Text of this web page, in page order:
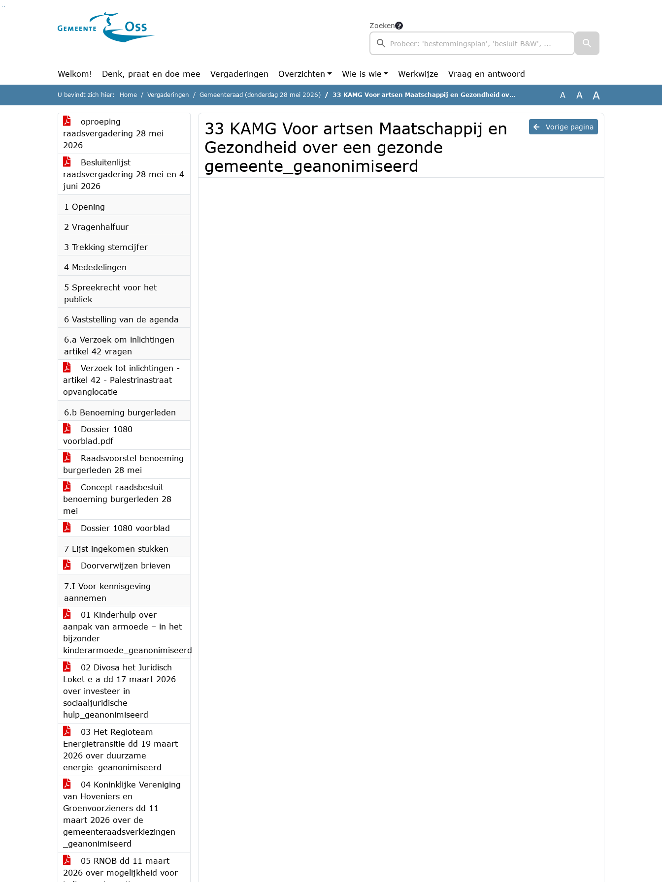
Ga naar de inhoud van deze pagina
Zoeken
Welkom! Denk, praat en doe mee Vergaderingen Overzichten Wie is wie Werkwijze Vraag en antwoord
U bevindt zich hier: Home Vergaderingen Gemeenteraad (donderdag 28 mei 2026) 33 KAMG Voor artsen Maatschappij en Gezondheid over een gezonde gemeente_geanonimiseerd A A A
oproeping
raadsvergadering 28 mei
2026
Besluitenlijst
raadsvergadering 28 mei en 4
juni 2026
1 Opening
2 Vragenhalfuur
3 Trekking stemcijfer
4 Mededelingen
5 Spreekrecht voor het
publiek
6 Vaststelling van de agenda
6.a Verzoek om inlichtingen
artikel 42 vragen
Verzoek tot inlichtingen -
artikel 42 - Palestrinastraat
opvanglocatie
6.b Benoeming burgerleden
Dossier 1080
voorblad.pdf
Raadsvoorstel benoeming
burgerleden 28 mei
Concept raadsbesluit
benoeming burgerleden 28
mei
Dossier 1080 voorblad
7 Lijst ingekomen stukken
Doorverwijzen brieven
7.I Voor kennisgeving
aannemen
01 Kinderhulp over
aanpak van armoede – in het
bijzonder
kinderarmoede_geanonimiseerd
02 Divosa het Juridisch
Loket e a dd 17 maart 2026
over investeer in
sociaaljuridische
hulp_geanonimiseerd
03 Het Regioteam
Energietransitie dd 19 maart
2026 over duurzame
energie_geanonimiseerd
04 Koninklijke Vereniging
van Hoveniers en
Groenvoorzieners dd 11
maart 2026 over de
gemeenteraadsverkiezingen
_geanonimiseerd
05 RNOB dd 11 maart
2026 over mogelijkheid voor
Vorige pagina
33 KAMG Voor artsen Maatschappij en
Gezondheid over een gezonde
gemeente_geanonimiseerd